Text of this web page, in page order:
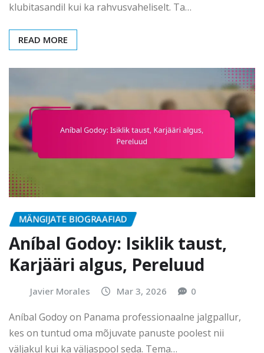
klubitasandil kui ka rahvusvaheliselt. Ta…
READ MORE
MÄNGIJATE BIOGRAAFIAD
Aníbal Godoy: Isiklik taust,
Karjääri algus, Pereluud
Javier Morales Mar 3, 2026 0
Aníbal Godoy on Panama professionaalne jalgpallur,
kes on tuntud oma mõjuvate panuste poolest nii
väljakul kui ka väljaspool seda. Tema…